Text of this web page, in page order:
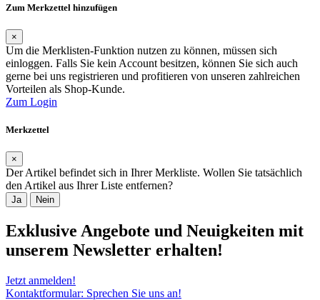
Zum Merkzettel hinzufügen
×
Um die Merklisten-Funktion nutzen zu können, müssen sich
einloggen. Falls Sie kein Account besitzen, können Sie sich auch
gerne bei uns registrieren und profitieren von unseren zahlreichen
Vorteilen als Shop-Kunde.
Zum Login
Merkzettel
×
Der Artikel befindet sich in Ihrer Merkliste. Wollen Sie tatsächlich
den Artikel aus Ihrer Liste entfernen?
Ja Nein
Exklusive Angebote und Neuigkeiten mit
unserem Newsletter erhalten!
Jetzt anmelden!
Kontaktformular: Sprechen Sie uns an!